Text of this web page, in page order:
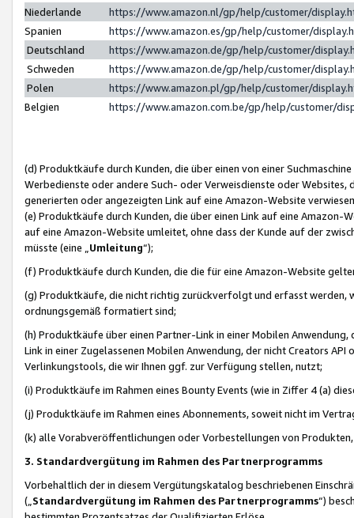
Niederlande
https://www.amazon.nl/gp/help/customer/
Spanien
https://www.amazon.es/gp/help/customer/
Deutschland
https://www.amazon.de/gp/help/customer/
Schweden
https://www.amazon.de/gp/help/customer/
Polen
https://www.amazon.pl/gp/help/customer/
Belgien
https://www.amazon.com.be/gp/help/customer/
(d) Produktkäufe durch Kunden, die über einen von einer
Werbedienste oder andere Such- oder Verweisdienste oder Websites,
generierten oder angezeigten Link auf eine Amazon-Website
(e) Produktkäufe durch Kunden, die über einen Link auf eine
auf eine Amazon-Website umleitet, ohne dass der Kunde auf der
müsste (eine „ Umleitung“);
(f) Produktkäufe durch Kunden, die die für eine Amazon-Website
(g) Produktkäufe, die nicht richtig zurückverfolgt und erfasst werden,
ordnungsgemäß formatiert sind;
(h) Produktkäufe über einen Partner-Link in einer Mobilen
Link in einer Zugelassenen Mobilen Anwendung, der nicht Creators
Verlinkungstools, die wir Ihnen ggf. zur Verfügung stellen, nutzt;
(i) Produktkäufe im Rahmen eines Bounty Events (wie in Ziffer 4 (a)
(j) Produktkäufe im Rahmen eines Abonnements, soweit nicht im
(k) alle Vorabveröffentlichungen oder Vorbestellungen von
3. Standardvergütung im Rahmen des Partnerprogramms
Vorbehaltlich der in diesem Vergütungskatalog beschriebenen
(„ Standardvergütung im Rahmen des Partnerprogramms“)